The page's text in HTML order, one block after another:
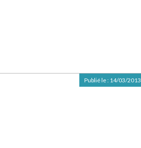
Publié le : 14/03/2013